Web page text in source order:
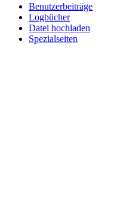
Benutzerbeiträge
Logbücher
Datei hochladen
Spezialseiten